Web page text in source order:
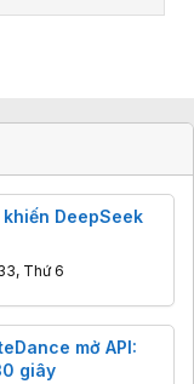
DeepSeek
Thứ 6
mở API:
giây